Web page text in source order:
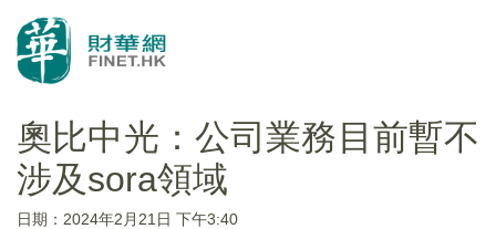
奧比中光：公司業務目前暫不
涉及sora領域
日期：2024年2月21日 下午3:40